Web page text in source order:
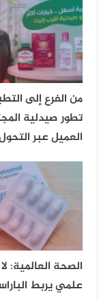
من الفرع إلى
تطور صيدلية
العميل عبر
الصحة العالمية:
علمي يربط